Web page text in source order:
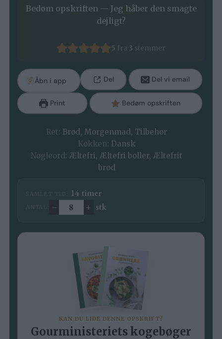
Bedøm opskriften — Jeg håber den smagte
dejligt?
5 fra 3 stemmer
Åbn i app Del Del vi email
Print Bedøm opskriften
Ret: Brød, Morgenmad, Tilbehør
Køkken: Dansk
Nøgleord: Æltefri, Æltefri boller, Æltefrit
brød
14timer
timer
Ændre antal
– + stk
KAN DU LIDE DENNE OPSKRIFT?
Gourministeriets kogebøger